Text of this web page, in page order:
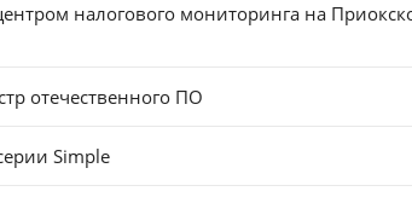
налогового мониторинга на
отечественного ПО
Simple